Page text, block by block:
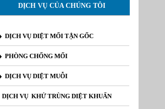
DỊCH VỤ CỦA CHÚNG TÔI
DỊCH VỤ DIỆT MỐI TẬN GỐC
PHÒNG CHỐNG MỐI
DỊCH VỤ DIỆT MUỖI
DỊCH VỤ KHỬ TRÙNG DIỆT KHUẨN